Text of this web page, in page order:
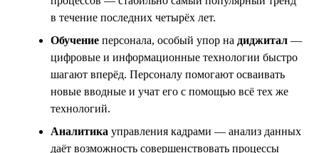
в течение последних четырёх лет.
Обучение персонала, особый упор на диджитал —
цифровые и информационные технологии быстро
шагают вперёд. Персоналу помогают осваивать
новые вводные и учат его с помощью всё тех же
технологий.
Аналитика управления кадрами — анализ данных
даёт возможность совершенствовать процессы